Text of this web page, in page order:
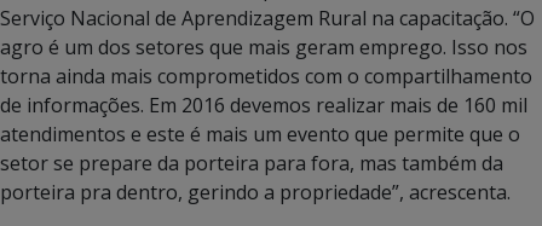
Serviço Nacional de Aprendizagem Rural na capacitação. “O
agro é um dos setores que mais geram emprego. Isso nos
torna ainda mais comprometidos com o compartilhamento
de informações. Em 2016 devemos realizar mais de 160 mil
atendimentos e este é mais um evento que permite que o
setor se prepare da porteira para fora, mas também da
porteira pra dentro, gerindo a propriedade”, acrescenta.